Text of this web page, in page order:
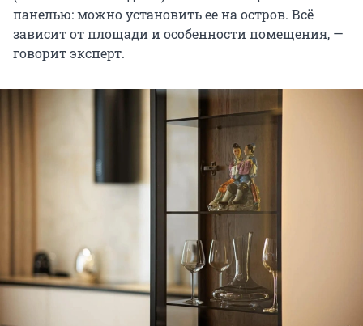
панелью: можно установить ее на остров. Всё
зависит от площади и особенности помещения, —
говорит эксперт.